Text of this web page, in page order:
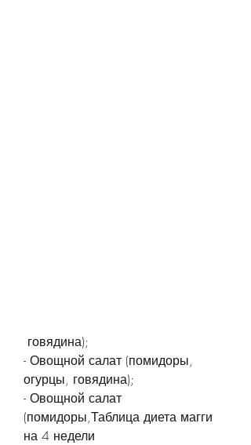
говядина);
- Овощной салат (помидоры,
огурцы, говядина);
- Овощной салат
(помидоры,Таблица диета магги
на 4 недели